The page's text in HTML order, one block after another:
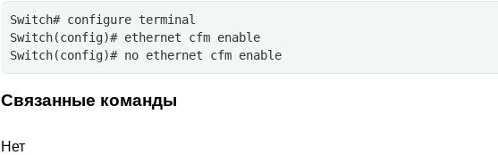
Switch# configure terminal
Switch(config)# ethernet cfm enable
Switch(config)# no ethernet cfm enable
Связанные команды
Нет